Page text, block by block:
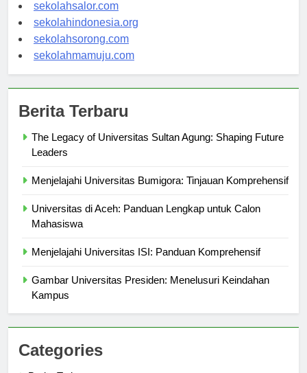
sekolahsalor.com
sekolahindonesia.org
sekolahsorong.com
The Legacy of Universitas Sultan Agung: Shaping Future
Universitas di Aceh: Panduan Lengkap untuk Calon
Gambar Universitas Presiden: Menelusuri Keindahan
Categories